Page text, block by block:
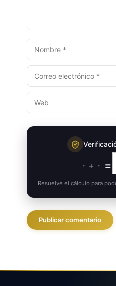
NOMBRE
CORREO
ELECTRÓNICO
WEB
· + · =
Resuelve el cálculo para